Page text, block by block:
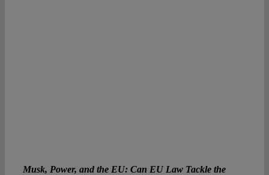
Musk, Power, and the EU: Can EU Law Tackle the